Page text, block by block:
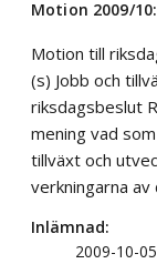
Motion 2009/
Motion till
(s) Jobb och
riksdagsbeslut
mening vad
tillväxt och
verkningarna av
Inlämnad
2009-10-05